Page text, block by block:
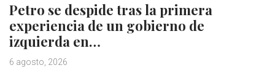
Petro se despide tras la primera
experiencia de un gobierno de
izquierda en…
6 agosto, 2026